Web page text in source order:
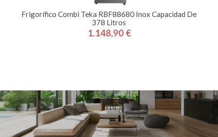
Frigorífico Combi Teka RBF88680 Inox Capacidad De
378 Litros
Precio
1.148,90 €